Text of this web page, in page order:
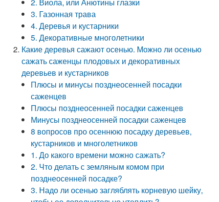
3. Газонная трава
4. Деревья и кустарники
5. Декоративные многолетники
Какие деревья сажают осенью. Можно ли осенью
сажать саженцы плодовых и декоративных
деревьев и кустарников
Плюсы и минусы позднеосенней посадки
саженцев
Плюсы позднеосенней посадки саженцев
Минусы позднеосенней посадки саженцев
8 вопросов про осеннюю посадку деревьев,
кустарников и многолетников
1. До какого времени можно сажать?
2. Что делать с земляным комом при
позднеосенней посадке?
3. Надо ли осенью загляблять корневую шейку,